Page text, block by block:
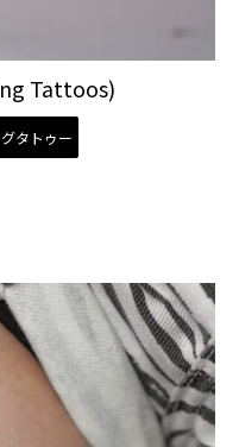
Tattoos)
タトゥー